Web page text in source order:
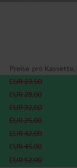
Preise pro Kassette,
EUR 23,50
EUR 28,00
EUR 32,00
EUR 35,00
EUR 42,00
EUR 45,00
EUR 52,00